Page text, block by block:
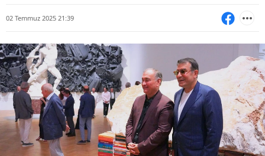
02 Temmuz 2025 21:39